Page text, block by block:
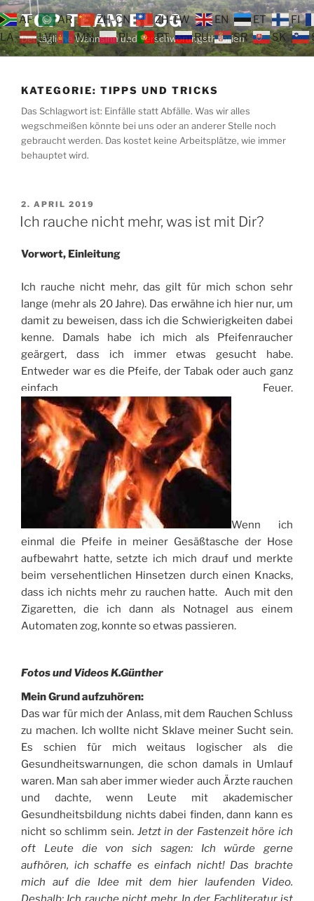
Zum
Inhalt
springen
TOP TEAM BLOG
Der tägliche Wahnsinn und Verschwörungstheorien
KATEGORIE: TIPPS UND TRICKS
Das Schlagwort ist: Einfälle statt Abfälle. Was wir alles
wegschmeißen könnte bei uns oder an anderer Stelle noch
gebraucht werden. Das kostet keine Arbeitsplätze, wie immer
behauptet wird.
VERÖFFENTLICHT
AM
2. APRIL 2019
Ich rauche nicht mehr, was ist mit Dir?
Vorwort, Einleitung
Ich rauche nicht mehr, das gilt für mich schon sehr
lange (mehr als 20 Jahre). Das erwähne ich hier nur, um
damit zu beweisen, dass ich die Schwierigkeiten dabei
kenne. Damals habe ich mich als Pfeifenraucher
geärgert, dass ich immer etwas gesucht habe.
Entweder war es die Pfeife, der Tabak oder auch ganz
einfach Feuer.
Wenn ich
einmal die Pfeife in meiner Gesäßtasche der Hose
aufbewahrt hatte, setzte ich mich drauf und merkte
beim versehentlichen Hinsetzen durch einen Knacks,
dass ich nichts mehr zu rauchen hatte. Auch mit den
Zigaretten, die ich dann als Notnagel aus einem
Automaten zog, konnte so etwas passieren.
Fotos und Videos K.Günther
Mein Grund aufzuhören:
Das war für mich der Anlass, mit dem Rauchen Schluss
zu machen. Ich wollte nicht Sklave meiner Sucht sein.
Es schien für mich weitaus logischer als die
Gesundheitswarnungen, die schon damals in Umlauf
waren. Man sah aber immer wieder auch Ärzte rauchen
und dachte, wenn Leute mit akademischer
Gesundheitsbildung nichts dabei finden, dann kann es
nicht so schlimm sein. Jetzt in der Fastenzeit höre ich
oft Leute die von sich sagen: Ich würde gerne
aufhören, ich schaffe es einfach nicht! Das brachte
mich auf die Idee mit dem hier laufenden Video.
AF AR ZH-CN ZH-TW EN ET
FI
LA
LV MN PL PT RU SR SK